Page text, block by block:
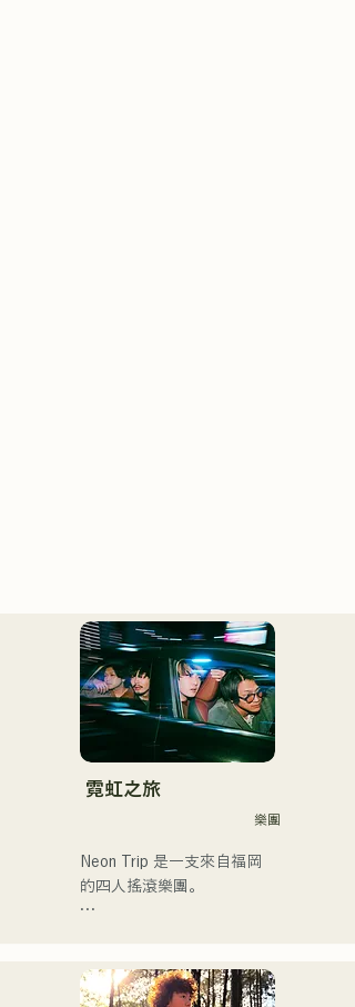
霓虹之旅
樂團
Neon Trip 是一支來自福岡
的四人搖滾樂團。
Trip」。